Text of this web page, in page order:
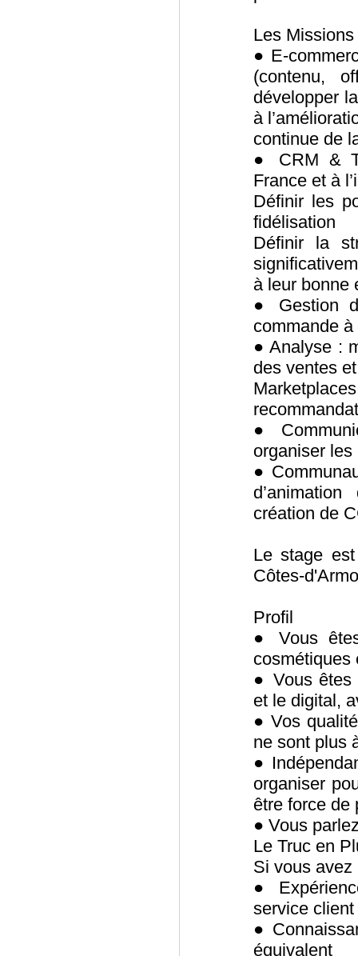
Les Missions
● E-
(contenu,
développer
à
continue de
● CRM &
France et à
Définir les
fidélisation
Définir la
à leur bonne
● Gestion
commande
● Analyse :
des ventes
●
organiser
●
création de
Le stage
Côtes-
Profil
● Vous
cosmétiques
● Vous êtes
et le digital,
● Vos
ne sont plus
●
organiser
être force de
● Vous
Le Truc en
Si vous avez
●
service client
●
équivalent